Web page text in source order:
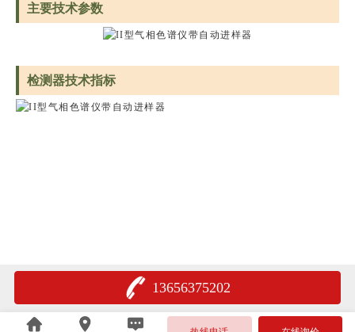
主要技术参数
检测器技术指标
13656375202